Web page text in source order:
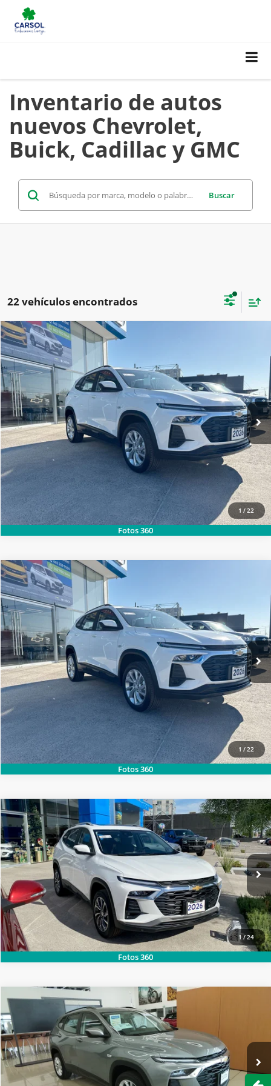
Inventario de autos
nuevos Chevrolet,
Buick, Cadillac y GMC
Buscar
22 vehículos encontrados
1 /22
Fotos 360
2026CHEVROLETTRACKER LT TA PAQ. C
Carsol Chevrolet Hermosillo
Modelo:
1EH76C
Disponible Ext. Int.
SOLICITA MÁS INFORMACIÓN
LLAMAR
1 /22
Fotos 360
2026CHEVROLETTRACKER LT TA PAQ. C
Baja de precio
Carsol Chevrolet Colima
Modelo:1EH76C
Disponible Ext. Int.
SOLICITA MÁS INFORMACIÓN
LLAMAR
1/24
Fotos 360
2026CHEVROLETTRACKER PREMIER PAQ. D
Baja de precio
Carsol Chevrolet Hermosillo
Modelo:
1EJ76D
Disponible Ext. Int.
SOLICITA MÁS INFORMACIÓN
LLAMAR
CHEVROLETTRACKER LT TA PAQ. C
Carsol Chevrolet Las Fuentes
Modelo:1EH76C
Disponible Ext. Int.
SOLICITA MÁS INFORMACIÓN
LLAMAR